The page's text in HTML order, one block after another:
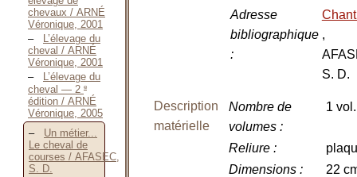
chevaux / ARNÉ
Véronique, 2001
L’élevage du
cheval / ARNÉ
Véronique, 2001
L’élevage du
cheval — 2 e
édition / ARNÉ
Véronique, 2005
Un métier...
Le cheval de
courses / AFASEC,
S. D.
Adresse
bibliographique
:
,
S. D.
Description
matérielle
Nombre de
volumes:
1 vol.
Reliure:
Dimensions:
22